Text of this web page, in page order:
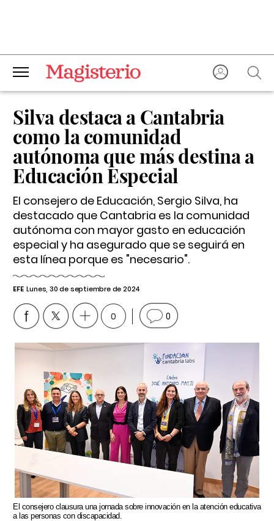
Silva destaca a Cantabria
como la comunidad
autónoma que más destina a
Educación Especial
El consejero de Educación, Sergio Silva, ha
destacado que Cantabria es la comunidad
autónoma con mayor gasto en educación
especial y ha asegurado que se seguirá en
esta línea porque es "necesario".
EFE Lunes, 30 de septiembre de 2024
0 0
El consejero clausura una jornada sobre innovación en la atención educativa
a las personas con discapacidad.